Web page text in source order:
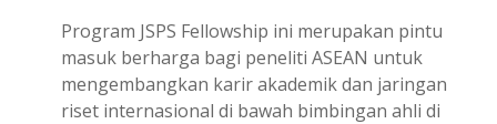
Program JSPS Fellowship ini merupakan pintu
masuk berharga bagi peneliti ASEAN untuk
mengembangkan karir akademik dan jaringan
riset internasional di bawah bimbingan ahli di